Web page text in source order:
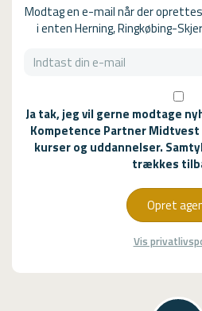
Modtag en e-mail når der
i enten Herning, Ringkøbing-
Ja tak, jeg vil gerne modtage
Kompetence Partner
kurser og uddannelser.
trækkes
Opret
Vis